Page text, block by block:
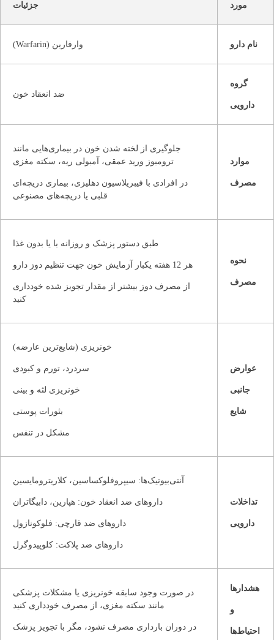
مورد جزئیات
نام دارو وارفارین (Warfarin)
گروه
دارویی
ضد انعقاد خون
موارد
مصرف
جلوگیری از لخته شدن خون در بیماری‌هایی مانند
ترومبوز ورید عمقی، آمبولی ریه، سکته مغزی
در افرادی با فیبریلاسیون دهلیزی، بیماری دریچه‌ای
قلبی یا دریچه‌های مصنوعی
نحوه
مصرف
طبق دستور پزشک و روزانه با یا بدون غذا
هر 12 هفته یکبار آزمایش خون جهت تنظیم دوز دارو
از مصرف دوز بیشتر از مقدار تجویز شده خودداری
کنید
عوارض
جانبی
شایع
خونریزی (شایع‌ترین عارضه)
سردرد، تورم و کبودی
خونریزی لثه و بینی
بثورات پوستی
مشکل در تنفس
تداخلات
دارویی
آنتی‌بیوتیک‌ها: سیپروفلوکساسین، کلاریترومایسین
داروهای ضد انعقاد خون: هپارین، دابیگاتران
داروهای ضد قارچی: فلوکونازول
داروهای ضد پلاکت: کلوپیدوگرل
هشدارها
و
احتیاط‌ها
در صورت وجود سابقه خونریزی یا مشکلات پزشکی
مانند سکته مغزی، از مصرف خودداری کنید
در دوران بارداری مصرف نشود، مگر با تجویز پزشک